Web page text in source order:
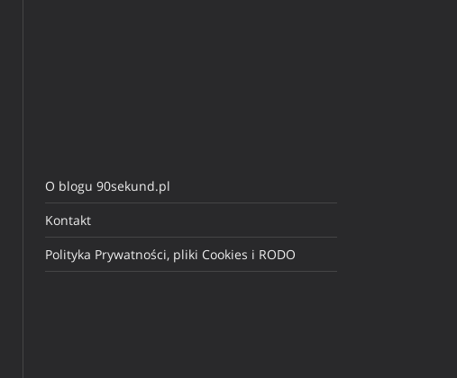
O blogu 90sekund.pl
Kontakt
Polityka Prywatności, pliki Cookies i RODO